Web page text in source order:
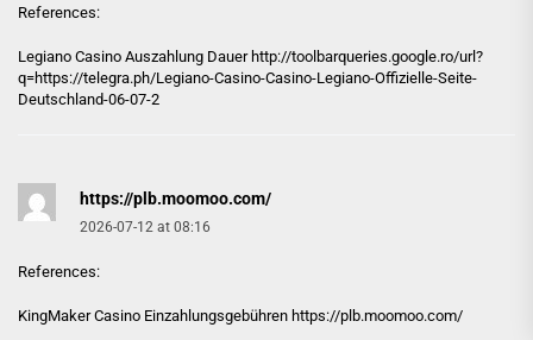
References:
Legiano Casino Auszahlung Dauerhttp://toolbarqueries.google.ro/url?
q=https://telegra.ph/Legiano-Casino-Casino-Legiano-Offizielle-Seite-
Deutschland-06-07-2
https://plb.moomoo.com/
2026-07-12 at 08:16
References:
KingMaker Casino Einzahlungsgebühren https://plb.moomoo.com/